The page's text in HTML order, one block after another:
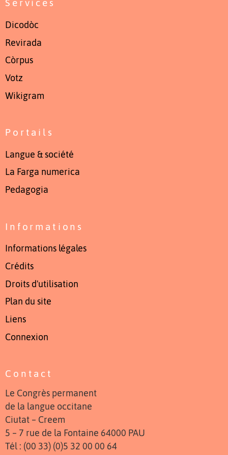
Services
Dicodòc
Revirada
Còrpus
Votz
Wikigram
Portails
Langue & société
La Farga numerica
Pedagogia
Informations
Informations légales
Crédits
Droits d'utilisation
Plan du site
Liens
Connexion
Contact
Le Congrès permanent
de la langue occitane
Ciutat – Creem
5 – 7 rue de la Fontaine 64000 PAU
Tél : (00 33) (0)5 32 00 00 64